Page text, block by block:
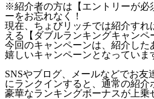
※紹介者の方は【エントリーが必
ーをお忘れなく！
現在、ちょびリッチでは紹介すれ
える【ダブルランキングキャンペ
今回のキャンペーンは、紹介し
嬉しいキャンペーンとなっていま
SNSやブログ、メールなどでお友
にランクインすると、通常の紹介
豪華なランキングボーナスが上乗